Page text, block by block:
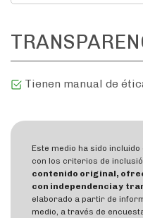
Tienen manual de
Este medio ha sido
con los criterios de
contenido original,
con independencia y
elaborado a partir de
medio, a través de